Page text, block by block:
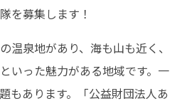
を募集します！
温泉地があり、海も山も近く、
いった魅力がある地域です。一
もあります。「公益財団法人あ